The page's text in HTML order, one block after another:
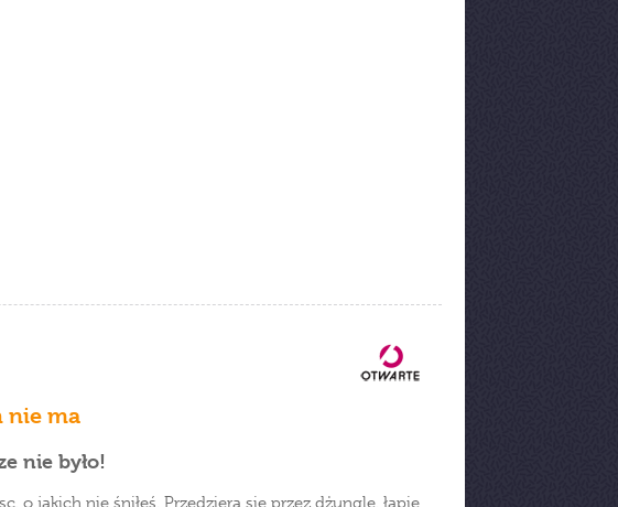
nie ma
nie było!
o jakich nie śniłeś. Przedziera się przez dżunglę, łapie